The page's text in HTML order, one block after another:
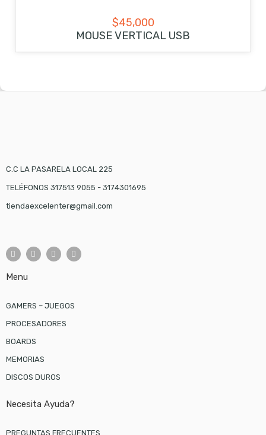
$45,000
MOUSE VERTICAL USB
C.C LA PASARELA LOCAL 225
TELÉFONOS 317513 9055 - 3174301695
tiendaexcelenter@gmail.com
Menu
GAMERS – JUEGOS
PROCESADORES
BOARDS
MEMORIAS
DISCOS DUROS
Necesita Ayuda?
PREGUNTAS FRECUENTES